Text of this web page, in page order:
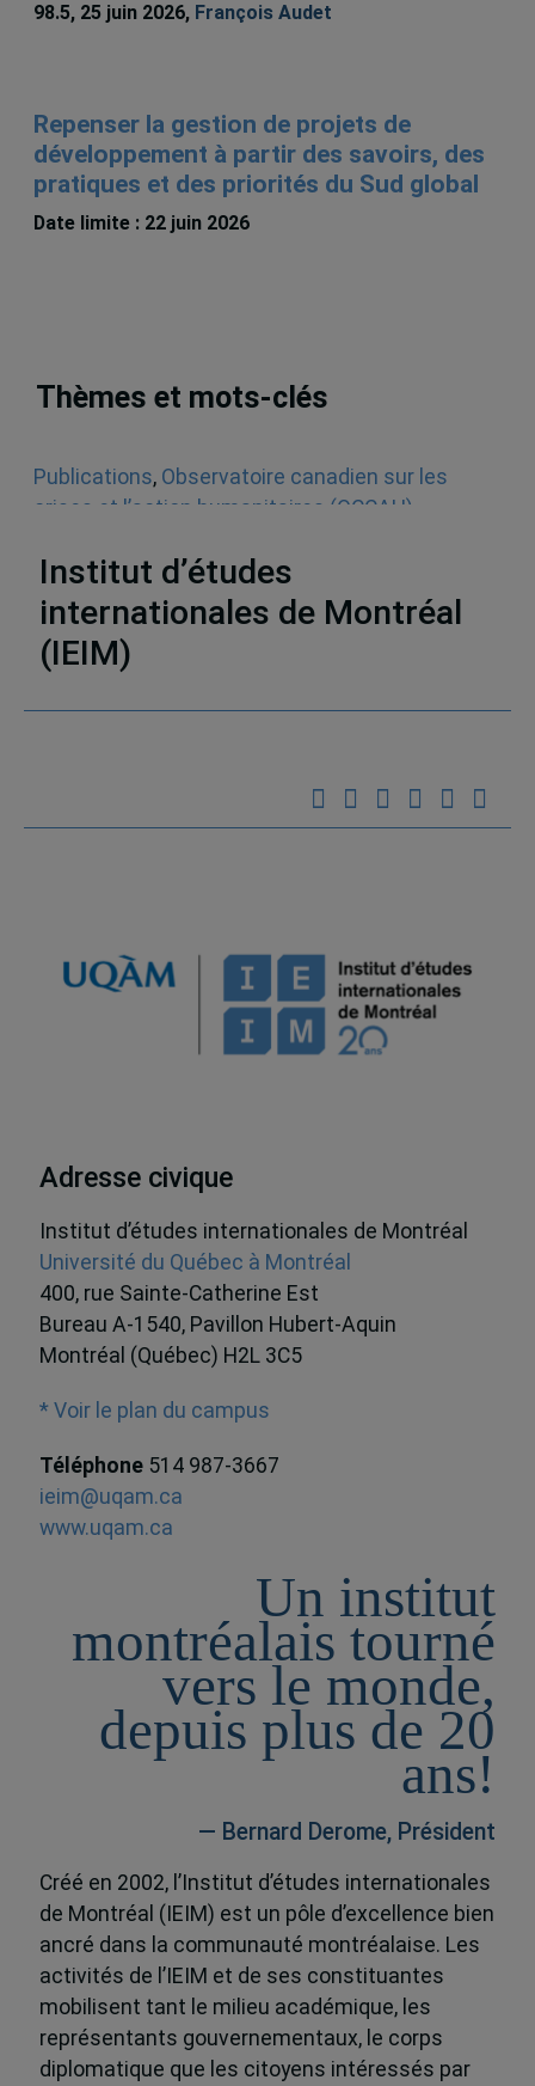
98.5, 25 juin 2026, François Audet
Repenser la gestion de projets de
développement à partir des savoirs, des
pratiques et des priorités du Sud global
Date limite : 22 juin 2026
Thèmes et mots-clés
Publications, Observatoire canadien sur les
crises et l’action humanitaires (OCCAH)
Institut d’études
internationales de Montréal
(IEIM)
Adresse civique
Institut d’études internationales de Montréal
Université du Québec à Montréal
400, rue Sainte-Catherine Est
Bureau A-1540, Pavillon Hubert-Aquin
Montréal (Québec) H2L 3C5
* Voir le plan du campus
Téléphone 514 987-3667
ieim@uqam.ca
www.uqam.ca
Un institut
montréalais tourné
vers le monde,
depuis plus de 20
ans!
— Bernard Derome, Président
Créé en 2002, l’Institut d’études internationales
de Montréal (IEIM) est un pôle d’excellence bien
ancré dans la communauté montréalaise. Les
activités de l’IEIM et de ses constituantes
mobilisent tant le milieu académique, les
représentants gouvernementaux, le corps
diplomatique que les citoyens intéressés par